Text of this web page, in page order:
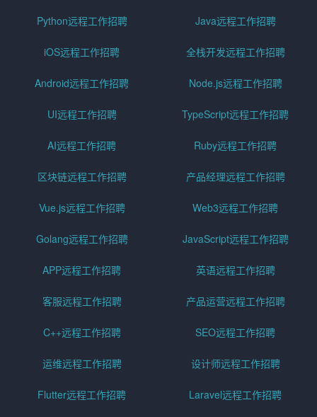
Python远程工作招聘 Java远程工作招聘
iOS远程工作招聘 全栈开发远程工作招聘
Android远程工作招聘 Node.js远程工作招聘
UI远程工作招聘 TypeScript远程工作招聘
AI远程工作招聘 Ruby远程工作招聘
区块链远程工作招聘 产品经理远程工作招聘
Vue.js远程工作招聘 Web3远程工作招聘
Golang远程工作招聘 JavaScript远程工作招聘
APP远程工作招聘 英语远程工作招聘
客服远程工作招聘 产品运营远程工作招聘
C++远程工作招聘 SEO远程工作招聘
运维远程工作招聘 设计师远程工作招聘
Flutter远程工作招聘 Laravel远程工作招聘